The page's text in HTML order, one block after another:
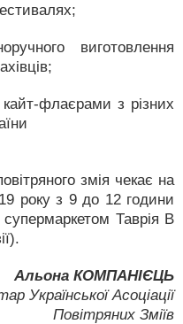
виготовлення
флаєрами з різних
змія чекає на
року з 9 до 12 години
Таврія В
Альона КОМПАНІЄЦЬ
Української Асоціації
Повітряних Зміїв